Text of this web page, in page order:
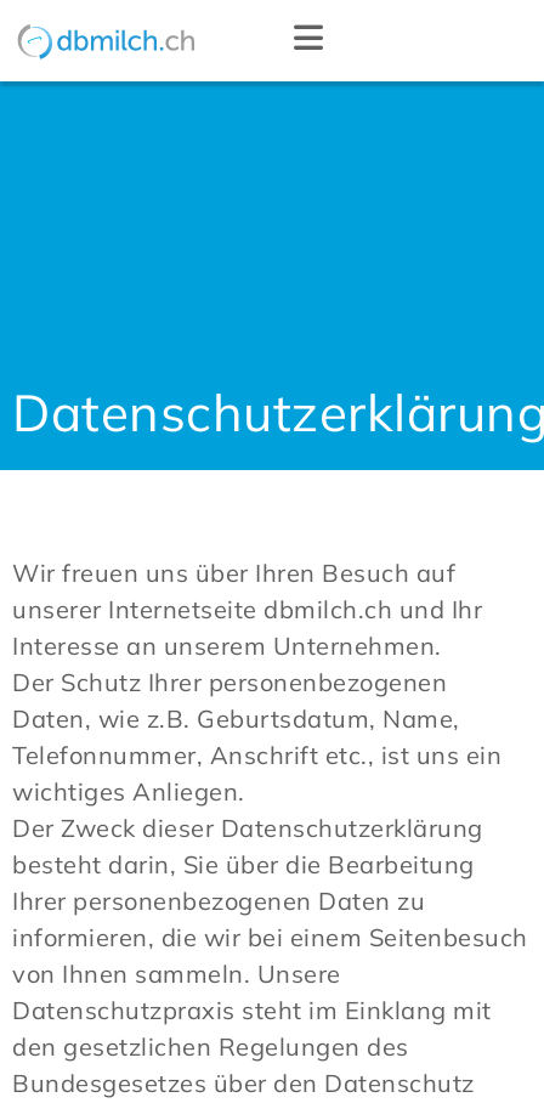
Wir freuen uns über Ihren Besuch auf
unserer Internetseite dbmilch.ch und Ihr
Interesse an unserem Unternehmen.
Der Schutz Ihrer personenbezogenen
Daten, wie z.B. Geburtsdatum, Name,
Telefonnummer, Anschrift etc., ist uns ein
wichtiges Anliegen.
Der Zweck dieser Datenschutzerklärung
besteht darin, Sie über die Bearbeitung
Ihrer personenbezogenen Daten zu
informieren, die wir bei einem Seitenbesuch
von Ihnen sammeln. Unsere
Datenschutzpraxis steht im Einklang mit
den gesetzlichen Regelungen des
Bundesgesetzes über den Datenschutz